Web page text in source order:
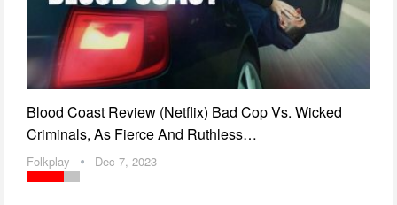
Blood Coast Review (Netflix) Bad Cop Vs. Wicked
Criminals, As Fierce And Ruthless…
Folkplay Dec 7, 2023